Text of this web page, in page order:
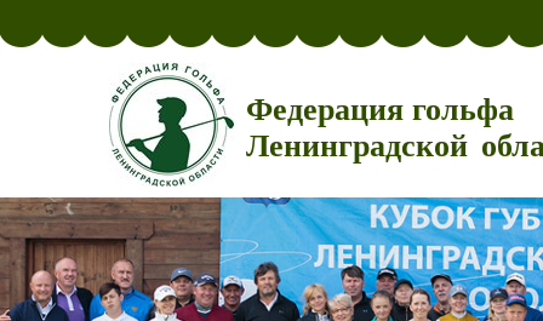
Федерация гольфа
Ленинградской